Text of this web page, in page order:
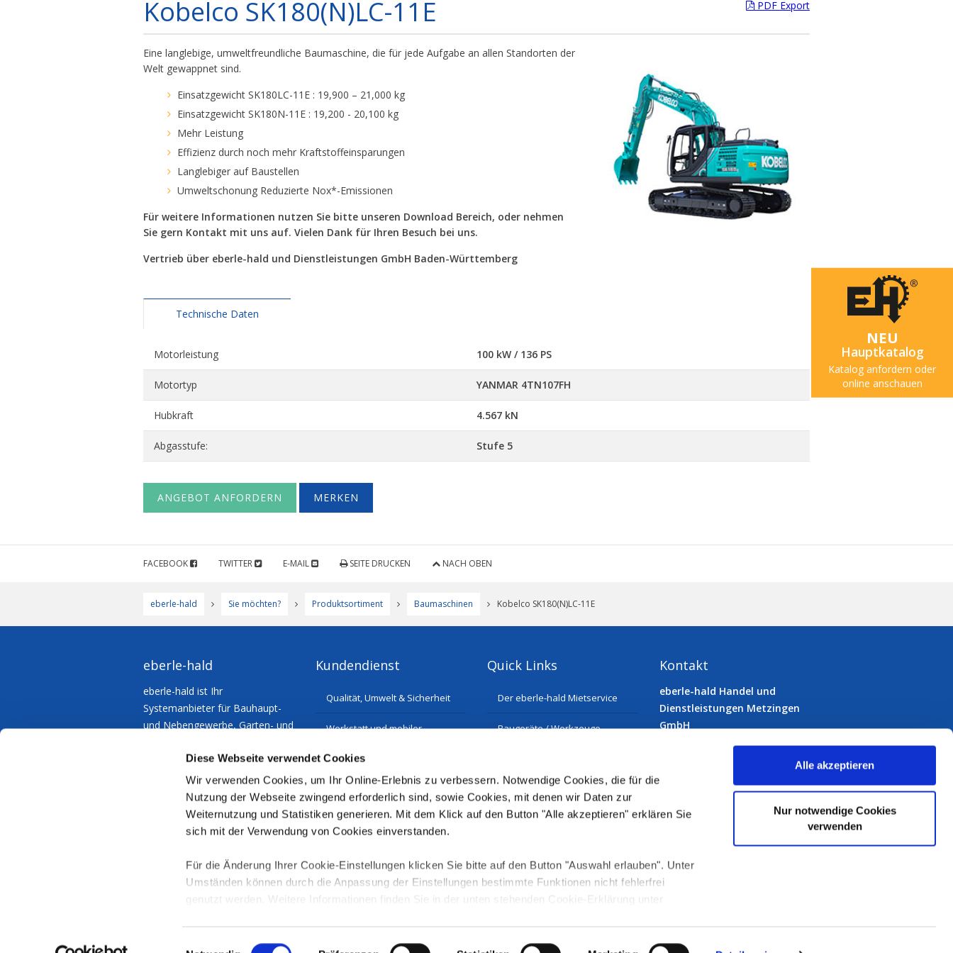
Diese Webseite verwendet Cookies
Wir verwenden Cookies, um Ihr Online-Erlebnis zu verbessern. Notwendige Cookies, die für die
Nutzung der Webseite zwingend erforderlich sind, sowie Cookies, mit denen wir Daten zur
Weiternutzung und Statistiken generieren. Mit dem Klick auf den Button "Alle akzeptieren" erklären Sie
sich mit der Verwendung von Cookies einverstanden.
Für die Änderung Ihrer Cookie-Einstellungen klicken Sie bitte auf den Button "Auswahl erlauben". Unter
Umständen können durch die Anpassung der Einstellungen bestimmte Funktionen nicht fehlerfrei
genutzt werden. Weitere Informationen finden Sie in der unten stehenden Cookie-Erklärung unter
Alle akzeptieren
Nur notwendige Cookies
verwenden
PDF Export
Kobelco SK180(N)LC-11E
Eine langlebige, umweltfreundliche Baumaschine, die für jede Aufgabe an allen Standorten der
Welt gewappnet sind.
Einsatzgewicht SK180LC-11E : 19,900 – 21,000 kg
Einsatzgewicht SK180N-11E : 19,200 - 20,100 kg
Mehr Leistung
Effizienz durch noch mehr Kraftstoffeinsparungen
Langlebiger auf Baustellen
Umweltschonung Reduzierte Nox*-Emissionen
Für weitere Informationen nutzen Sie bitte unseren Download Bereich, oder nehmen
Sie gern Kontakt mit uns auf. Vielen Dank für Ihren Besuch bei uns.
Vertrieb über eberle-hald und Dienstleistungen GmbH Baden-Württemberg
Technische Daten
Motorleistung 100 kW / 136 PS
Motortyp YANMAR 4TN107FH
Hubkraft 4.567 kN
Abgasstufe: Stufe 5
ANGEBOT ANFORDERN MERKEN
FACEBOOK TWITTER E-MAIL SEITE DRUCKEN NACH OBEN
eberle-hald Sie möchten? Produktsortiment Baumaschinen Kobelco SK180(N)LC-11E
eberle-hald
eberle-hald ist Ihr
Systemanbieter für Bauhaupt-
und Nebengewerbe, Garten- und
Kommunen und Industrie.
Kundendienst
Qualität, Umwelt & Sicherheit
Werkstatt und mobiler
Ersatzteilservice
Quick Links
Der eberle-hald Mietservice
Baugeräte / Werkzeuge
Kontakt
eberle-hald Handel und
Dienstleistungen Metzingen
GmbH
72555 Metzingen
Telefax: 07123 9231-50
E-Mail:
info@eberle-hald.de
Folgen Sie uns:
2026 - eberle-hald.de - Alle Rechte vorbehalten. Impressum
NEU
Hauptkatalog
Katalog anfordern oder
online anschauen